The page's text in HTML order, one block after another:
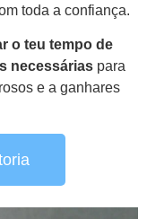
toda a confiança.
o teu tempo de
necessárias para
e a ganhares